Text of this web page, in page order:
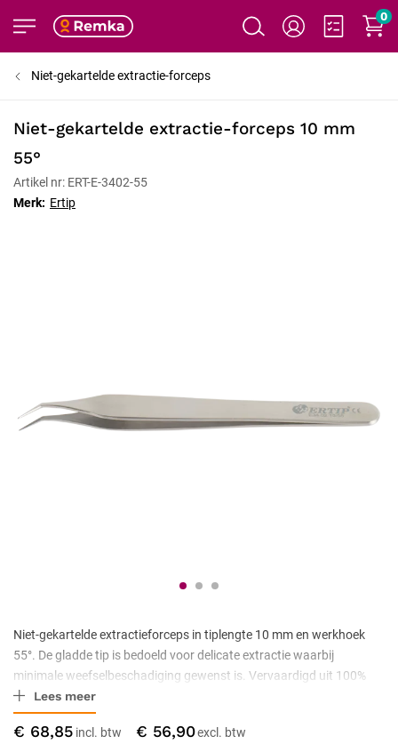
0
Niet-gekartelde extractie-forceps
Niet-gekartelde extractie-forceps 10 mm
55°
Artikel nr: ERT-E-3402-55
Merk: Ertip
€ 68,85 € 56,90
Niet-gekartelde extractieforceps in tiplengte 10 mm en werkhoek
55°. De gladde tip is bedoeld voor delicate extractie waarbij
minimale weefselbeschadiging gewenst is. Vervaardigd uit 100%
antimagnetisch roestvrij staal met niet-stick tipdesign en
standaardlengte schaft. Op aanvraag aanpasbaar in
zachtheid-/hardheidsinstellingen; autoclaveerbaar tot 134 °C en CE
Lees meer